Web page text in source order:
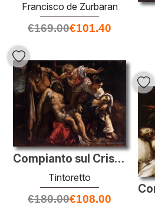
Francisco de Zurbaran
€169.00€101.40
Compianto sul Cristo morto
Tintoretto
€180.00€108.00